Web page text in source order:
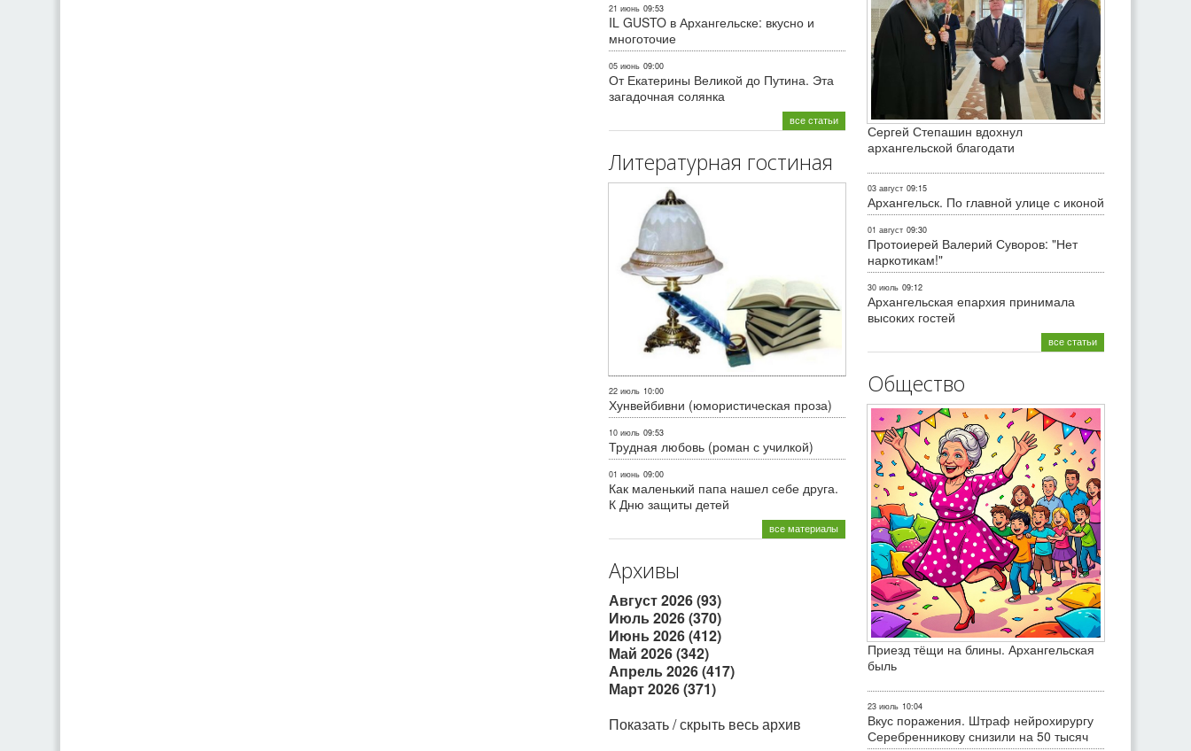
21 июнь 09:53
IL GUSTO в Архангельске: вкусно и
многоточие
05 июнь 09:00
От Екатерины Великой до Путина. Эта
загадочная солянка
все статьи
Литературная гостиная
22 июль 10:00
Хунвейбивни (юмористическая проза)
10 июль 09:53
Трудная любовь (роман с училкой)
01 июнь 09:00
Как маленький папа нашел себе друга.
К Дню защиты детей
все материалы
Архивы
Август 2026 (93)
Июль 2026 (370)
Июнь 2026 (412)
Май 2026 (342)
Апрель 2026 (417)
Март 2026 (371)
Показать / скрыть весь архив
Сергей Степашин вдохнул
архангельской благодати
03 август 09:15
Архангельск. По главной улице с иконой
01 август 09:30
Протоиерей Валерий Суворов: "Нет
наркотикам!"
30 июль 09:12
Архангельская епархия принимала
высоких гостей
все статьи
Общество
Приезд тёщи на блины. Архангельская
быль
23 июль 10:04
Вкус поражения. Штраф нейрохирургу
Серебренникову снизили на 50 тысяч